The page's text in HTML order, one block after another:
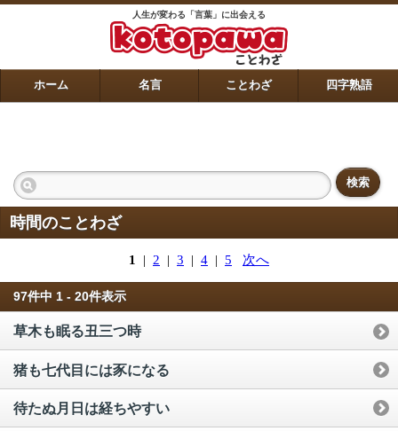
人生が変わる「言葉」に出会える
ホーム 名言 ことわざ 四字熟語
検索
時間のことわざ
1 | 2 | 3 | 4 | 5 次へ
97件中 1 - 20件表示
草木も眠る丑三つ時
猪も七代目には豕になる
待たぬ月日は経ちやすい